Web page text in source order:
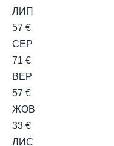
ЛИП
57 €
СЕР
71 €
ВЕР
57 €
ЖОВ
33 €
ЛИС